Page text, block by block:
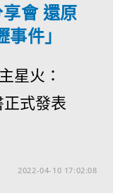
會 還原
件」
星火：
式發表
2022-04-10 17:02:08